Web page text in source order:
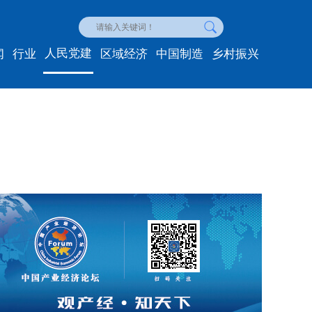
行业 人民党建 区域经济 中国制造 乡村振兴